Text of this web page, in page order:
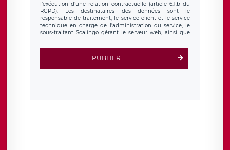
l’exécution d’une relation contractuelle (article 6.1.b du
RGPD). Les destinataires des données sont le
responsable de traitement, le service client et le service
technique en charge de l’administration du service, le
sous-traitant Scalingo gérant le serveur web, ainsi que
toute personne légalement autorisée. Le formulaire
d’inscription est hébergé sur un serveur hébergé par
clauses de
protection conformes au RGPD
. Les données collectées
sont conservées jusqu’à ce que l’Internaute en sollicite la
PUBLIER